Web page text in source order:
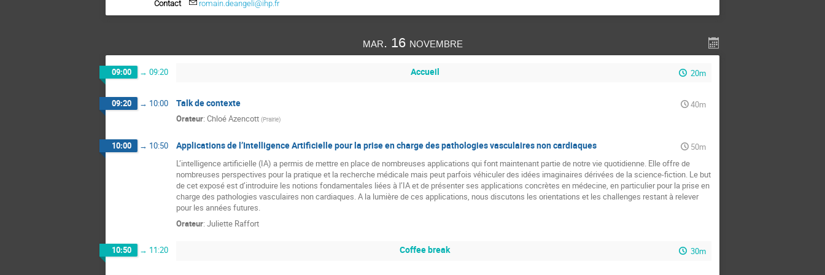
Contact romain.deangeli@ihp.fr
mar. 16 novembre
09:00 → 09:20 Accueil 20m
09:20 → 10:00 Talk de contexte
40m
Orateur: Chloé Azencott (Prairie)
10:00 → 10:50 Applications de l’Intelligence Artificielle pour la prise en charge des pathologies vasculaires non cardiaques
50m
L’intelligence artificielle (IA) a permis de mettre en place de nombreuses applications qui font maintenant partie de notre vie quotidienne. Elle offre de
nombreuses perspectives pour la pratique et la recherche médicale mais peut parfois véhiculer des idées imaginaires dérivées de la science-fiction. Le but
de cet exposé est d’introduire les notions fondamentales liées à l’IA et de présenter ses applications concrètes en médecine, en particulier pour la prise en
charge des pathologies vasculaires non cardiaques. A la lumière de ces applications, nous discutons les orientations et les challenges restant à relever
pour les années futures.
Orateur: Juliette Raffort
10:50 → 11:20 Coffee break 30m